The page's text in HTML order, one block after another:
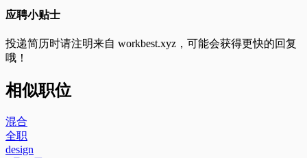
应聘小贴士
投递简历时请注明来自 workbest.xyz ，可能会获得更快的回复
哦！
相似职位
混合
全职
design